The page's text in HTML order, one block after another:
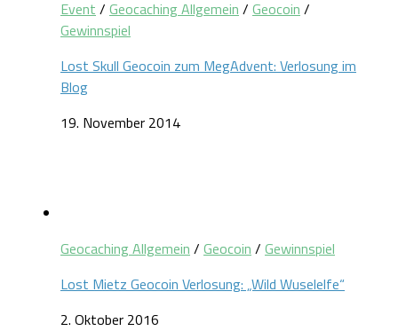
Event / Geocaching Allgemein / Geocoin /
Gewinnspiel
Lost Skull Geocoin zum MegAdvent: Verlosung im
Blog
19. November 2014
Geocaching Allgemein / Geocoin / Gewinnspiel
Lost Mietz Geocoin Verlosung: „Wild Wuselelfe“
2. Oktober 2016